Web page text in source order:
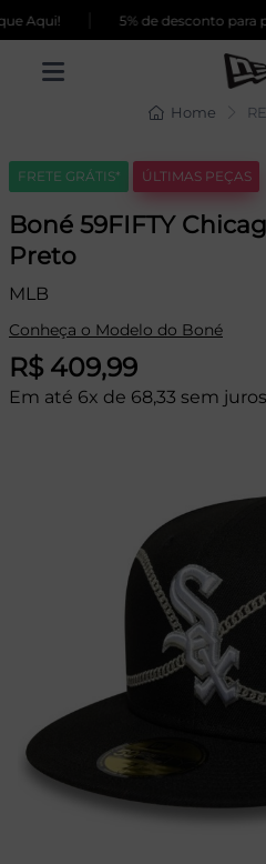
Aqui! 5% de desconto para
Home
FRETE GRÁTIS* ÚLTIMAS PEÇAS
Boné 59FIFTY
Preto
MLB
Conheça o Modelo do Boné
R$ 409,99
Em até 6x de 68,33 sem juros